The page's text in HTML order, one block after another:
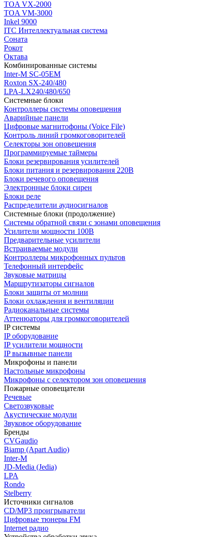
TOA VX-2000
TOA VM-3000
Inkel 9000
ITC Интеллектуальная система
Соната
Рокот
Октава
Комбинированные системы
Inter-M SC-05EM
Roxton SX-240/480
LPA-LX240/480/650
Системные блоки
Контроллеры системы оповещения
Аварийные панели
Цифровые магнитофоны (Voice File)
Контроль линий громкоговорителей
Селекторы зон оповещения
Программируемые таймеры
Блоки резервирования усилителей
Блоки питания и резервирования 220В
Блоки речевого оповещения
Электронные блоки сирен
Блоки реле
Распределители аудиосигналов
Системные блоки (продолжение)
Системы обратной связи с зонами оповещения
Усилители мощности 100В
Предварительные усилители
Встраиваемые модули
Контроллеры микрофонных пультов
Телефонный интерфейс
Звуковые матрицы
Маршрутизаторы сигналов
Блоки защиты от молнии
Блоки охлаждения и вентиляции
Радиоканальные системы
Аттенюаторы для громкоговорителей
IP системы
IP оборудование
IP усилители мощности
IP вызывные панели
Микрофоны и панели
Настольные микрофоны
Микрофоны с селектором зон оповещения
Пожарные оповещатели
Речевые
Светозвуковые
Акустические модули
Звуковое оборудование
Бренды
CVGaudio
Biamp (Apart Audio)
Inter-M
JD-Media (Jedia)
LPA
Rondo
Stelberry
Источники сигналов
CD/MP3 проигрыватели
Цифровые тюнеры FM
Internet радио